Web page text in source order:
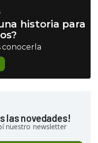
historia para
las novedades!
nuestro newsletter